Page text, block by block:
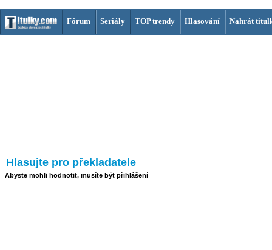
Fórum Seriály TOP trendy Hlasování Nahrát
Hlasujte pro překladatele
Abyste mohli hodnotit, musíte být přihlášení